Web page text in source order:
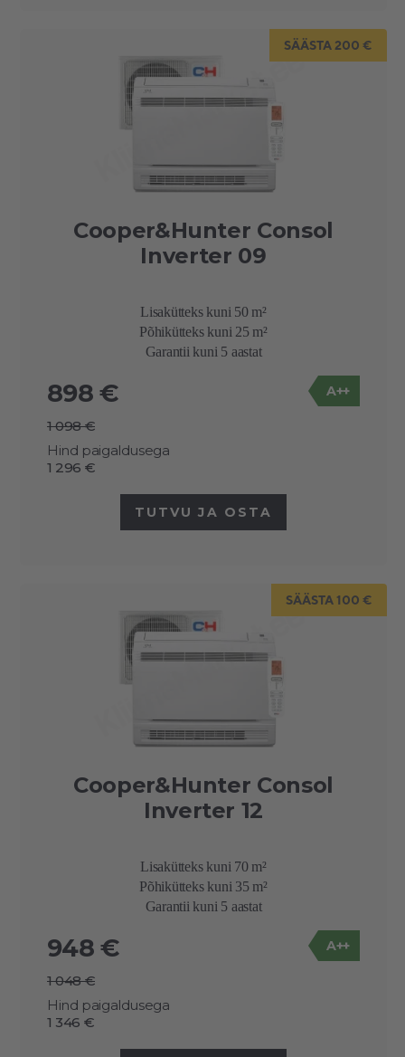
SÄÄSTA 200 €
Cooper&Hunter Consol
Inverter 09
Lisakütteks kuni 50 m²
Põhikütteks kuni 25 m²
Garantii kuni 5 aastat
898 €
1 098 €
Hind paigaldusega
1 296 €
A++
TUTVU JA OSTA
SÄÄSTA 100 €
Cooper&Hunter Consol
Inverter 12
Lisakütteks kuni 70 m²
Põhikütteks kuni 35 m²
Garantii kuni 5 aastat
948 €
1 048 €
Hind paigaldusega
1 346 €
A++